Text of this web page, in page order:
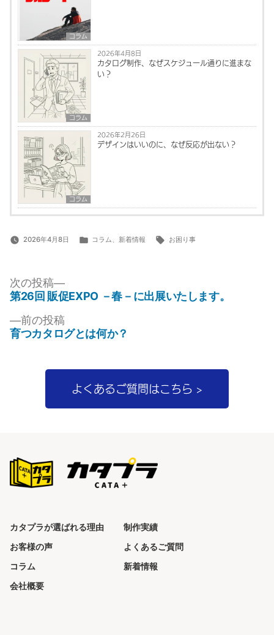
コラム
コラム
2026年4月8日
カタログ制作、なぜスケジュール通りに進まな
い？
コラム
2026年2月26日
デザインはいいのに、なぜ反応が出ない？
2026年4月8日
カ
コラム 新着情報
タ
お困り事
投
稿
ナ
ビ
前の投稿
の
育つカタログとは何か？
次の投稿
次
の
第26回 販促EXPO －春－に出展いたします。
よくあるご質問はこちら >
カタプラが選ばれる理由
制作実績
お客様の声
よくあるご質問
コラム
新着情報
会社概要